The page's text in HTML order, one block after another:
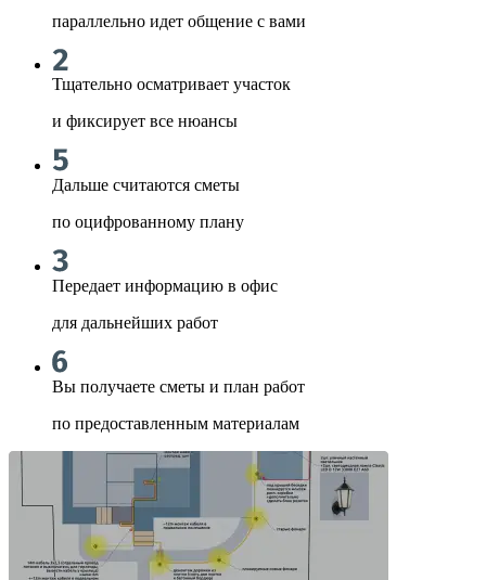
параллельно идет общение с вами
Тщательно осматривает участок
и фиксирует все нюансы
Дальше считаются сметы
по оцифрованному плану
Передает информацию в офис
для дальнейших работ
Вы получаете сметы и план работ
по предоставленным материалам